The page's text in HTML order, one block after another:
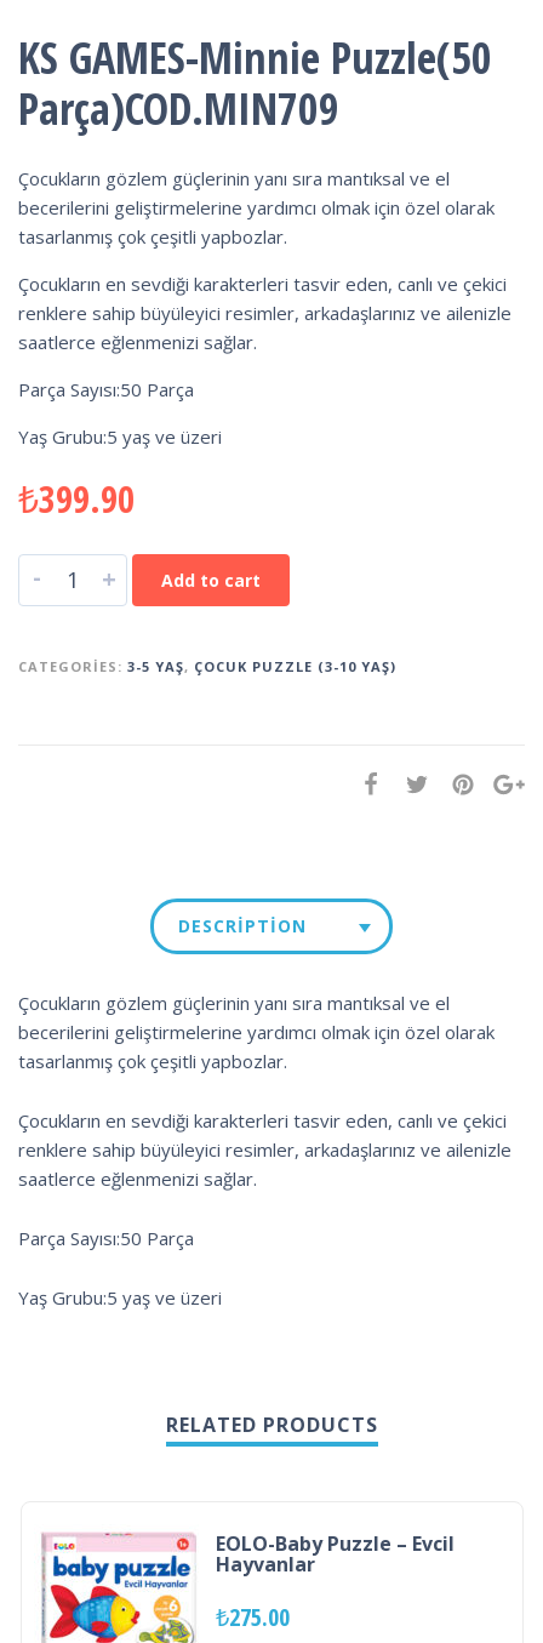
KS GAMES-Minnie Puzzle(50
Parça)COD.MIN709
Çocukların gözlem güçlerinin yanı sıra mantıksal ve el
becerilerini geliştirmelerine yardımcı olmak için özel olarak
tasarlanmış çok çeşitli yapbozlar.
Çocukların en sevdiği karakterleri tasvir eden, canlı ve çekici
renklere sahip büyüleyici resimler, arkadaşlarınız ve ailenizle
saatlerce eğlenmenizi sağlar.
Parça Sayısı:50 Parça
Yaş Grubu:5 yaş ve üzeri
₺399.90
- + Add to cart
CATEGORIES: 3-5 YAŞ, ÇOCUK PUZZLE (3-10 YAŞ)
DESCRIPTION
Çocukların gözlem güçlerinin yanı sıra mantıksal ve el
becerilerini geliştirmelerine yardımcı olmak için özel olarak
tasarlanmış çok çeşitli yapbozlar.
Çocukların en sevdiği karakterleri tasvir eden, canlı ve çekici
renklere sahip büyüleyici resimler, arkadaşlarınız ve ailenizle
saatlerce eğlenmenizi sağlar.
Parça Sayısı:50 Parça
Yaş Grubu:5 yaş ve üzeri
RELATED PRODUCTS
EOLO-Baby Puzzle – Evcil
Hayvanlar
₺275.00